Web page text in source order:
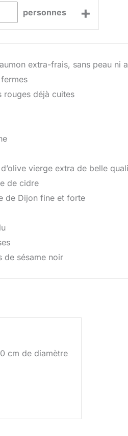
personnes +
extra-frais, sans peau ni
rouges déjà cuites
vierge extra de belle
de cidre
de Dijon fine et forte
de sésame noir
cm de diamètre